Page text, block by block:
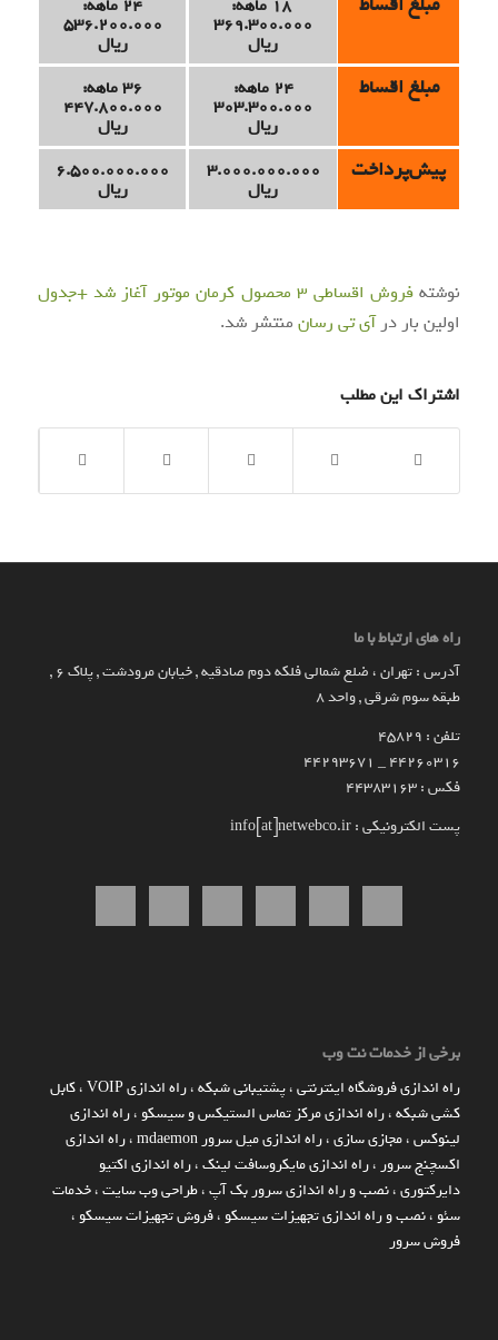
18 ماهه:
369.300.000
ریال
24 ماهه:
536.200.000
ریال
مبلغ اقساط 24 ماهه:
303.300.000
ریال
36 ماهه:
447.800.000
ریال
پیش‌پرداخت 3.000.000.000
ریال
6.500.000.000
ریال
نوشتهفروش اقساطی 3 محصول کرمان موتور آغاز شد +جدول
اولین بار درآی‌ تی‌ رسانمنتشر شد.
اشتراک این مطلب
راه های ارتباط با ما
آدرس : تهران ، ضلع شمالی فلکه دوم صادقیه , خیابان مرودشت , پلاک ۶ ,
طبقه سوم شرقی , واحد ۸
تلفن : 45829
۴۴۲۶۰۳۱۶ _ 44293671
فکس : 44383163
پست الکترونیکی : info[at]netwebco.ir
برخی از خدمات نت وب
راه اندازي فروشگاه اينترنتي،پشتیبانی شبکه،راه اندازی VOIP ،کابل
کشی شبکه،راه اندازی مرکز تماس الستیکس و سیسکو ،راه اندازی
لینوکس،مجازی سازی،راه اندازی میل سرور mdaemon ،راه اندازی
اکسچنج سرور ،راه اندازی مایکروسافت لینک،راه اندازی اکتیو
دایرکتوری،نصب و راه اندازی سرور بک آپ،طراحی وب سایت،خدمات
سئو ،نصب و راه اندازی تجهیزات سیسکو ،فروش تجهیزات سیسکو ،
فروش سرور